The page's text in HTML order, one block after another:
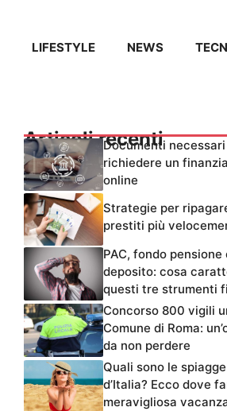
LIFESTYLE NEWS
Articoli recenti
Documenti
richiedere un
online
Strategie per
prestiti più
PAC, fondo
deposito: cosa
questi tre strumenti
Concorso 800 vigili
Comune di Roma:
da non perdere
Quali sono le
d’Italia? Ecco dove
meravigliosa